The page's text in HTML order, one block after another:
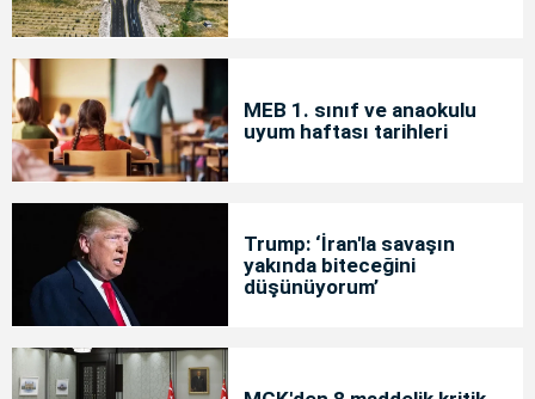
MEB 1. sınıf ve anaokulu
uyum haftası tarihleri
Trump: ‘İran'la savaşın
yakında biteceğini
düşünüyorum’